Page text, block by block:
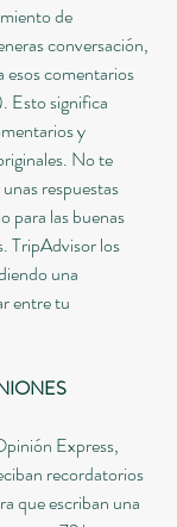
de
conversación,
esos comentarios
Esto significa
y
No te
respuestas
para las buenas
TripAdvisor los
una
entre tu
recordatorios
que escriban una